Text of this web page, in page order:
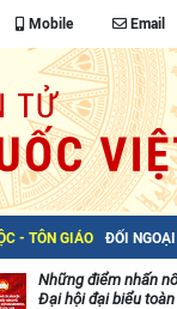
Mobile Email
- TÔN GIÁO ĐỐI
Những điểm nhấn
Đại hội đại biểu